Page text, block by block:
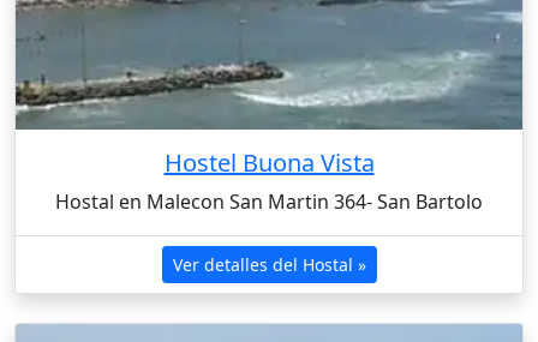
Hostel Buona Vista
Hostal en Malecon San Martin 364- San Bartolo
Ver detalles del Hostal »